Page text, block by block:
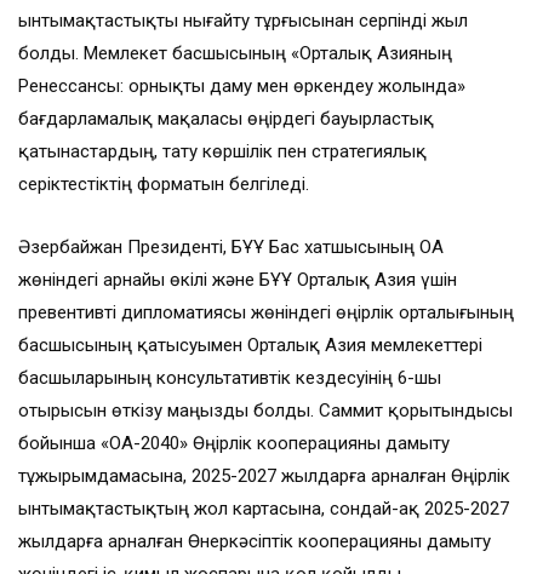
ынтымақтастықты нығайту тұрғысынан серпінді жыл
болды. Мемлекет басшысының «Орталық Азияның
Ренессансы: орнықты даму мен өркендеу жолында»
бағдарламалық мақаласы өңірдегі бауырластық
қатынастардың, тату көршілік пен стратегиялық
серіктестіктің форматын белгіледі.
Әзербайжан Президенті, БҰҰ Бас хатшысының ОА
жөніндегі арнайы өкілі және БҰҰ Орталық Азия үшін
превентивті дипломатиясы жөніндегі өңірлік орталығының
басшысының қатысуымен Орталық Азия мемлекеттері
басшыларының консультативтік кездесуінің 6-шы
отырысын өткізу маңызды болды. Саммит қорытындысы
бойынша «ОА-2040» Өңірлік кооперацияны дамыту
тұжырымдамасына, 2025-2027 жылдарға арналған Өңірлік
ынтымақтастықтың жол картасына, сондай-ақ 2025-2027
жылдарға арналған Өнеркәсіптік кооперацияны дамыту